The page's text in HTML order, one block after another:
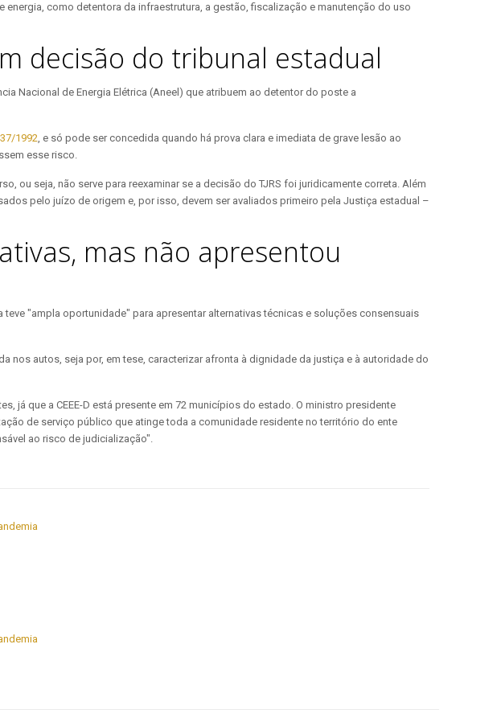
como detentora da infraestrutura, a gestão, fiscalização e manutenção do uso
decisão do tribunal estadual
Nacional de Energia Elétrica (Aneel) que atribuem ao detentor do poste a
1992, e só pode ser concedida quando há prova clara e imediata de grave lesão ao
esse risco.
ou seja, não serve para reexaminar se a decisão do TJRS foi juridicamente correta. Além
pelo juízo de origem e, por isso, devem ser avaliados primeiro pela Justiça estadual –
mas não apresentou
"ampla oportunidade" para apresentar alternativas técnicas e soluções consensuais
autos, seja por, em tese, caracterizar afronta à dignidade da justiça e à autoridade do
já que a CEEE-D está presente em 72 municípios do estado. O ministro presidente
de serviço público que atinge toda a comunidade residente no território do ente
ao risco de judicialização".